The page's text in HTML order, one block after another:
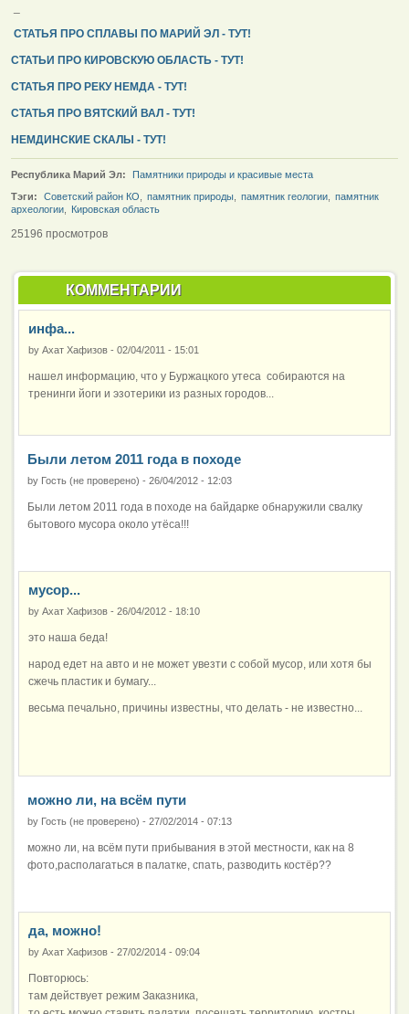
СТАТЬЯ ПРО СПЛАВЫ ПО МАРИЙ ЭЛ - ТУТ!
СТАТЬИ ПРО КИРОВСКУЮ ОБЛАСТЬ - ТУТ!
СТАТЬЯ ПРО РЕКУ НЕМДА - ТУТ!
СТАТЬЯ ПРО ВЯТСКИЙ ВАЛ - ТУТ!
НЕМДИНСКИЕ СКАЛЫ - ТУТ!
Республика Марий Эл:
Памятники природы и красивые места
Тэги:
Советский район КО памятник природы памятник геологии
памятник
археологии
Кировская область
25196 просмотров
КОММЕНТАРИИ
инфа...
by Ахат Хафизов - 02/04/2011 - 15:01
нашел информацию, что у Буржацкого утеса собираются на
тренинги йоги и эзотерики из разных городов...
Были летом 2011 года в походе
by Гость (не проверено) - 26/04/2012 - 12:03
Были летом 2011 года в походе на байдарке обнаружили свалку
бытового мусора около утёса!!!
мусор...
by Ахат Хафизов - 26/04/2012 - 18:10
это наша беда!
народ едет на авто и не может увезти с собой мусор, или хотя бы
сжечь пластик и бумагу...
весьма печально, причины известны, что делать - не известно...
можно ли, на всём пути
by Гость (не проверено) - 27/02/2014 - 07:13
можно ли, на всём пути прибывания в этой местности, как на 8
фото,располагаться в палатке, спать, разводить костёр??
да, можно!
by Ахат Хафизов - 27/02/2014 - 09:04
Повторюсь:
там действует режим Заказника,